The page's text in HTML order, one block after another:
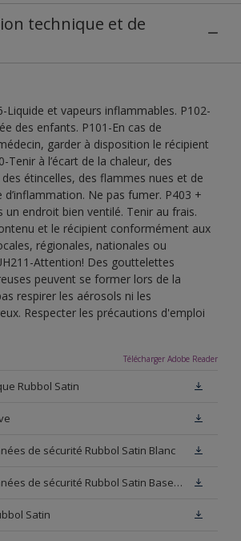
technique et de
Liquide et vapeurs inflammables. P102-
des enfants. P101-En cas de
garder à disposition le récipient
Tenir à l’écart de la chaleur, des
étincelles, des flammes nues et de
Ne pas fumer. P403 +
un endroit bien ventilé. Tenir au frais.
et le récipient conformément aux
régionales, nationales ou
Attention! Des gouttelettes
peuvent se former lors de la
respirer les aérosols ni les
Respecter les précautions d'emploi
Télécharger Adobe Reader
Rubbol Satin
de sécurité Rubbol Satin Blanc
Fiche de données de sécurité Rubbol Satin Base W05
Satin